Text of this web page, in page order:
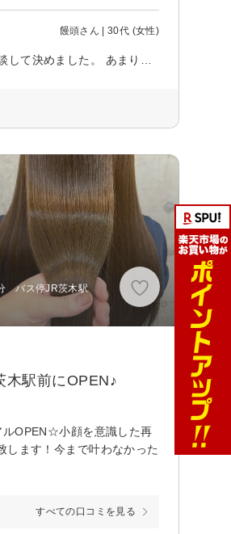
饅頭さん | 30代 (女性)
バス停JR茨木駅
木駅前にOPEN♪
ルOPEN☆小顔を意識した再
ます！今まで叶わなかった
すべての口コミを見る